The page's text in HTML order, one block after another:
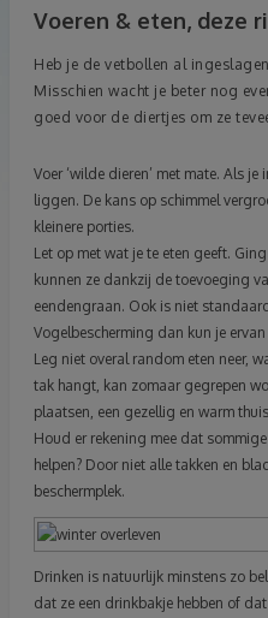
Voeren & eten, deze
Heb je de vetbollen al
Misschien wacht je beter nog
goed voor de diertjes om ze
Voer ‘wilde dieren’ met mate. Als
liggen. De kans op schimmel
kleinere porties.
Let op met wat je te eten geeft.
kunnen ze dankzij de toevoeging
eendengraan. Ook is niet
Vogelbescherming dan kun je
Leg niet overal random eten neer,
tak hangt, kan zomaar gegrepen
plaatsen, een gezellig en warm
Houd er rekening mee dat
helpen? Door niet alle takken en
beschermplek.
Drinken is natuurlijk minstens zo
dat ze een drinkbakje hebben of